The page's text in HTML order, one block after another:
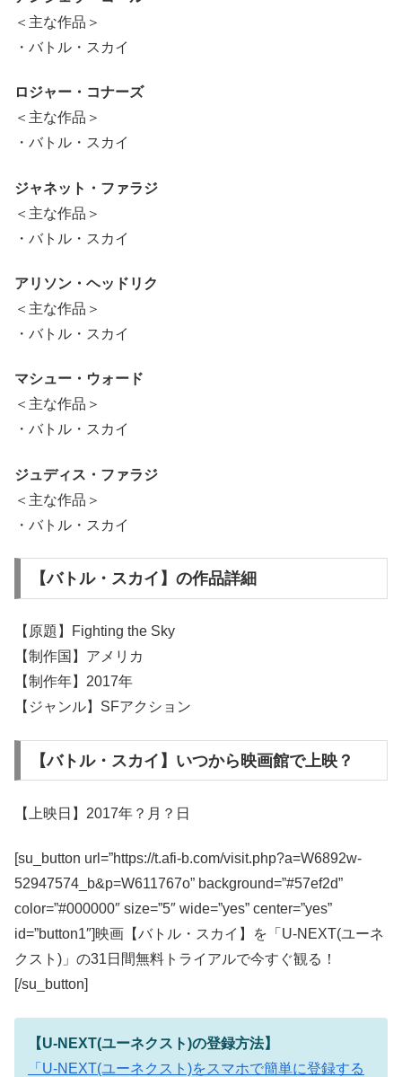
＜主な作品＞
・バトル・スカイ
ロジャー・コナーズ
＜主な作品＞
・バトル・スカイ
ジャネット・ファラジ
＜主な作品＞
・バトル・スカイ
アリソン・ヘッドリク
＜主な作品＞
・バトル・スカイ
マシュー・ウォード
＜主な作品＞
・バトル・スカイ
ジュディス・ファラジ
＜主な作品＞
・バトル・スカイ
【バトル・スカイ】の作品詳細
【原題】Fighting the Sky
【制作国】アメリカ
【制作年】2017年
【ジャンル】SFアクション
【バトル・スカイ】いつから映画館で上映？
【上映日】2017年？月？日
[su_button url=”https://t.afi-b.com/visit.php?a=W6892w-
52947574_b&p=W611767o” background=”#57ef2d”
color=”#000000″ size=”5″ wide=”yes” center=”yes”
id=”button1″]映画【バトル・スカイ】を「U-NEXT(ユーネ
クスト)」の31日間無料トライアルで今すぐ観る！
[/su_button]
【U-NEXT(ユーネクスト)の登録方法】
「U-NEXT(ユーネクスト)をスマホで簡単に登録する